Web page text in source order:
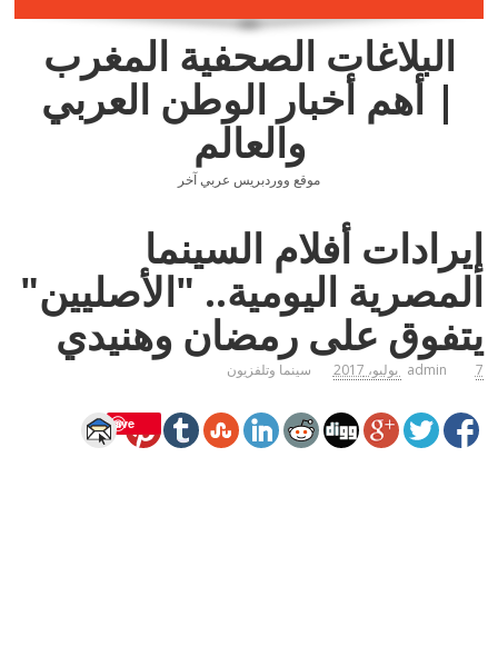
البلاغات الصحفية المغرب
| أهم أخبار الوطن العربي
والعالم
موقع ووردبريس عربي آخر
إيرادات أفلام السينما
المصرية اليومية.. "الأصليين"
يتفوق على رمضان وهنيدي
admin 7 يوليو، 2017 سينما وتلفزيون
Save